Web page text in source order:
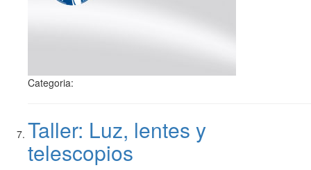
Categoria:
Taller: Luz, lentes y
telescopios